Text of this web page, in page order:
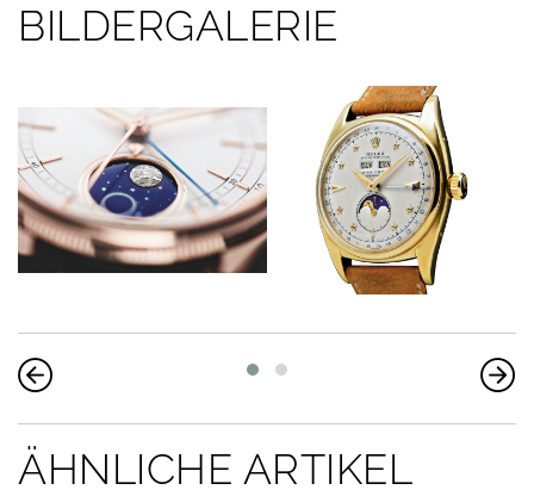
BILDERGALERIE
ÄHNLICHE ARTIKEL